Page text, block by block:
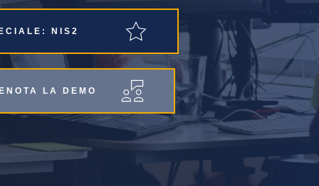
NIS2
LA DEMO